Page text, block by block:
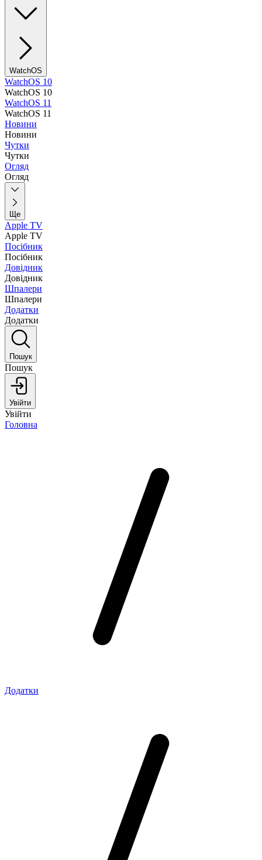
WatchOS
WatchOS 10
WatchOS 10
WatchOS 11
WatchOS 11
Новини
Новини
Чутки
Чутки
Огляд
Огляд
Ще
Apple TV
Apple TV
Посібник
Посібник
Довідник
Довідник
Шпалери
Шпалери
Додатки
Додатки
Пошук
Пошук
Увійти
Увійти
Головна
Додатки